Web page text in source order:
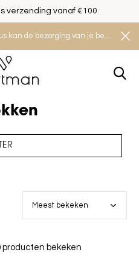
Let op! Tussen 29 juli en 8 augustus kan de bezorging van je bestelling iets langer duren. Houd rekening met een levertijd van 2 tot 4 werkdagen.
verzending vanaf €100
producten bekeken